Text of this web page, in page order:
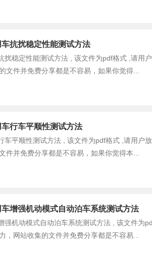
抗扰稳定性能测试方法
扰稳定性能测试方法 , 该文件为pdf格式 ,请用
文件并免费分享都是不容易，如果你觉得...
行车平顺性测试方法
车平顺性测试方法 , 该文件为pdf格式 ,请用户
件并免费分享都是不容易，如果你觉得本...
增强机动模式自动泊车系统测试方法
机动模式自动泊车系统测试方法 , 该文件为
，网站收集的文件并免费分享都是不容易...